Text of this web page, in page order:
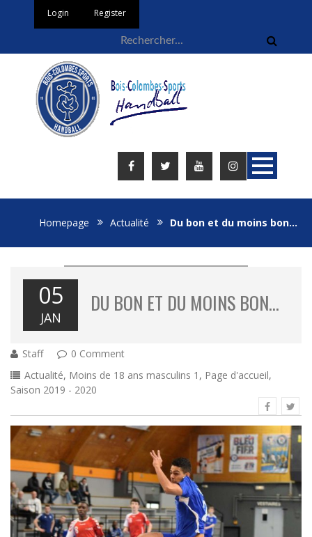
Login Register
Homepage Actualité Du bon et du moins bon…
05
JAN
DU BON ET DU MOINS BON…
Staff
0 Comment
Actualité, Moins de 18 ans masculins 1 , Page d'accueil,
Saison 2019 - 2020